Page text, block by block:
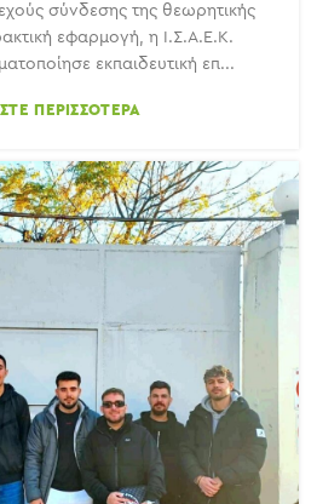
σύνδεσης της θεωρητικής
εφαρμογή, η Ι.Σ.Α.Ε.Κ.
εκπαιδευτική επ...
ΠΕΡΙΣΣΌΤΕΡΑ